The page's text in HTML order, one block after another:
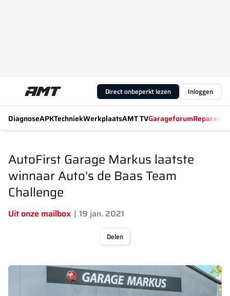
Direct onbeperkt lezen Inloggen
DiagnoseAPKTechniekWerkplaatsAMT TVGarageforum
AutoFirst Garage Markus laatste
winnaar Auto's de Baas Team
Challenge
Uit onze mailbox 19 jan. 2021
Delen